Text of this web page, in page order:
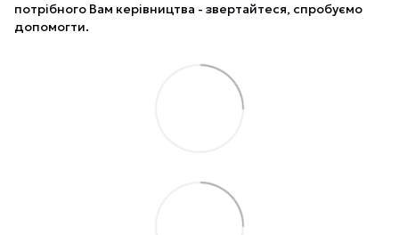
потрібного Вам керівництва - звертайтеся, спробуємо
допомогти.